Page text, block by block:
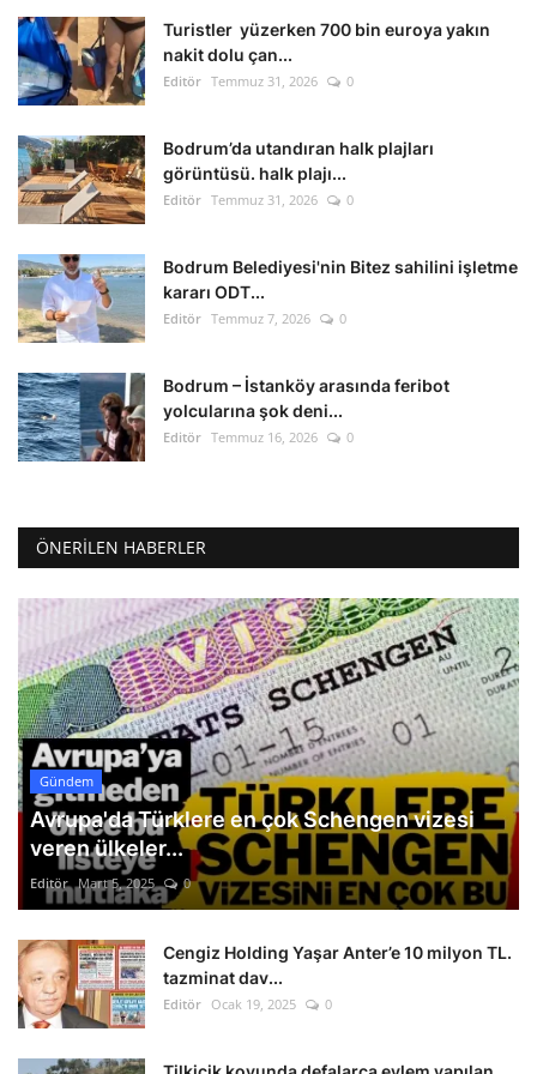
Sağlık
Gündem
Dünya
Turistler yüzerken 700 bin euroya yakın
nakit dolu çan...
Editör Temmuz 31, 2026 0
Bodrum’da utandıran halk plajları
görüntüsü. halk plajı...
Editör Temmuz 31, 2026 0
Bodrum Belediyesi'nin Bitez sahilini işletme
kararı ODT...
Editör Temmuz 7, 2026 0
Bodrum – İstanköy arasında feribot
yolcularına şok deni...
Editör Temmuz 16, 2026 0
ÖNERILEN HABERLER
Gündem
Avrupa'da Türklere en çok Schengen vizesi
veren ülkeler...
Editör Mart 5, 2025 0
Cengiz Holding Yaşar Anter’e 10 milyon TL.
tazminat dav...
Editör Ocak 19, 2025 0